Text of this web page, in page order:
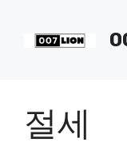
절세